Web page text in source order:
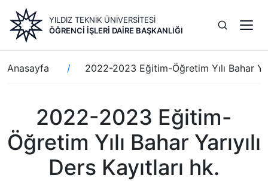
içeriğe
atla
YILDIZ TEKNİK ÜNİVERSİTESİ
ÖĞRENCI İŞLERI DAIRE BAŞKANLIĞI
Sayfa
yolu
Anasayfa 2022-2023 Eğitim-Öğretim Yılı Bahar
2022-2023 Eğitim-
Öğretim Yılı Bahar Yarıyılı
Ders Kayıtları hk.